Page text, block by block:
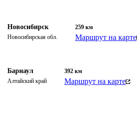
Новосибирск
Новосибирская обл.
259 км
Маршрут на карте
Барнаул
Алтайский край
392 км
Маршрут на карте